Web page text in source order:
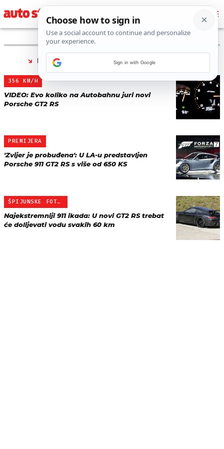
PRONAĐENO 3 REZULTATA ZA TAG “
356 KM/H
VIDEO: Evo koliko na Autobahnu juri novi
Porsche GT2 RS
PREMIJERA
'Zvijer je probuđena': U LA-u predstavljen
Porsche 911 GT2 RS s više od 650 KS
ŠPIJUNSKE FOTKE NOVE ZVI…
Najekstremniji 911 ikada: U novi GT2 RS trebat
će dolijevati vodu svakih 60 km
Sign in with Google